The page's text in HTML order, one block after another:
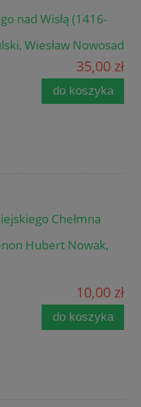
nad Wisłą (1416-
Wiesław Nowosad
35,00 zł
do koszyka
Chełmna
Hubert Nowak,
10,00 zł
do koszyka